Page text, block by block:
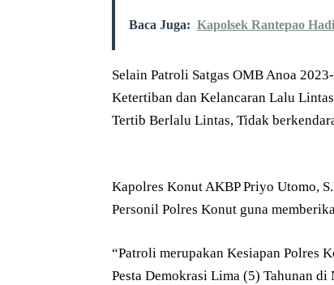
Baca Juga: Kapolsek Rantepao
Selain Patroli Satgas OMB Anoa
Ketertiban dan Kelancaran Lalu
Tertib Berlalu Lintas, Tidak
Kapolres Konut AKBP Priyo Utomo,
Personil Polres Konut guna
“Patroli merupakan Kesiapan Polres
Pesta Demokrasi Lima (5) Tahunan